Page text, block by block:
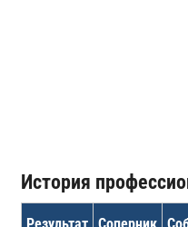
История